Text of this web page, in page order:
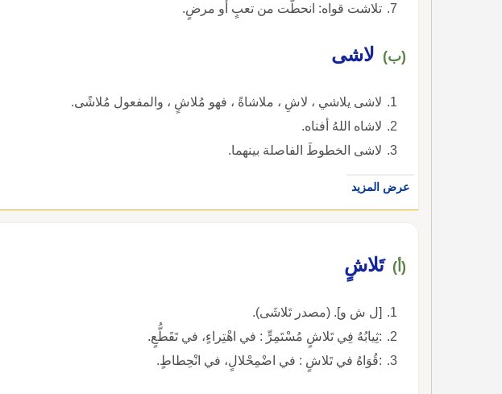
تلاشت قواه: انحطَّت من تعبٍ أو مرضٍ.
(ب) لاشى
لاشى يلاشي ، لاشِ ، ملاشاةً ، فهو مُلاشٍ ، والمفعول مُلاشًى.
لاشاه اللهُ أفناه.
لاشى الخطوطَ الفاصلة بينهما.
عرض المزيد
(أ) تَلاشٍ
[ل ش و]. (مصدر تَلاشَى).
:ثِيابُهُ فِي تَلاشٍ مُسْتَمِرٍّ : في اهْتِراءٍ، في تَقَطُّعٍ.
:قُوَاهُ في تَلاشٍ : في اضْمِحْلالٍ، في انْحِطاطٍ.